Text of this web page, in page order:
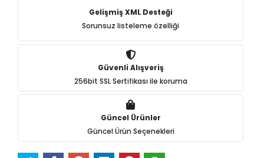
Gelişmiş XML Desteği
Sorunsuz listeleme özelliği
Güvenli Alışveriş
256bit SSL Sertifikası ile koruma
Güncel Ürünler
Güncel Ürün Seçenekleri